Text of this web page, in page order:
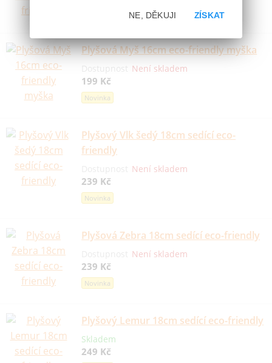
Plyšová Myš 16cm eco-friendly myška
Dostupnost Není skladem
199 Kč
Novinka
Plyšový Vlk šedý 18cm sedící eco-
friendly
Není skladem
239 Kč
Novinka
Plyšová Zebra 18cm sedící eco-friendly
Není skladem
239 Kč
Novinka
Plyšový Lemur 18cm sedící eco-friendly
Skladem
249 Kč
ZÍSKAT
NE, DĚKUJI